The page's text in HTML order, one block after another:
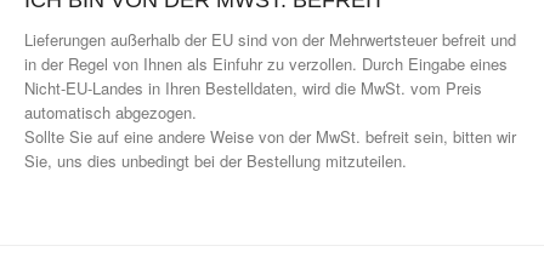
Lieferungen außerhalb der EU sind von der Mehrwertsteuer befreit und
in der Regel von Ihnen als Einfuhr zu verzollen. Durch Eingabe eines
Nicht-EU-Landes in Ihren Bestelldaten, wird die MwSt. vom Preis
automatisch abgezogen.
Sollte Sie auf eine andere Weise von der MwSt. befreit sein, bitten wir
Sie, uns dies unbedingt bei der Bestellung mitzuteilen.